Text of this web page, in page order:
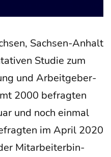
Sach­­sen-Anhalt
Stu­die zum
und Arbeit­ge­ber­
2000 befrag­ten
und noch ein­mal
im April 2020
Mit­ar­bei­ter­bin­